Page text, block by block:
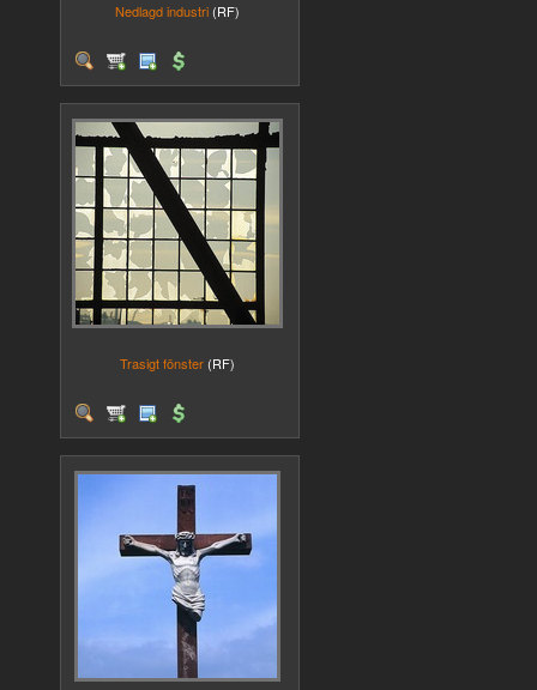
Nedlagd industri (RF)
Trasigt fönster (RF)